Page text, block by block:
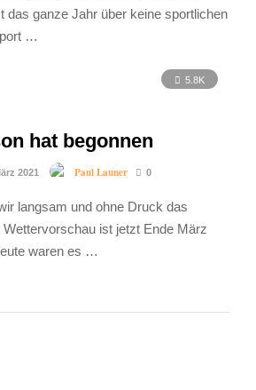
das ganze Jahr über keine sportlichen
…
5.8K
hat begonnen
2021 Paul Launer 0
langsam und ohne Druck das
Wettervorschau ist jetzt Ende März
waren es …